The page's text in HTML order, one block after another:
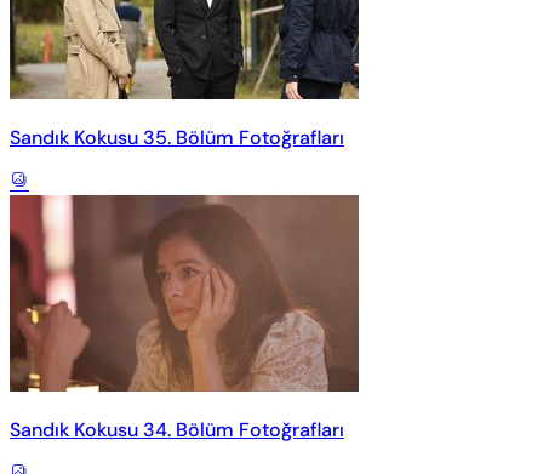
Sandık Kokusu 35. Bölüm Fotoğrafları
Sandık Kokusu 34. Bölüm Fotoğrafları